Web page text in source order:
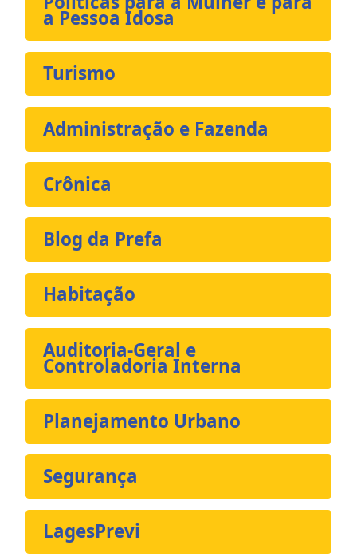
a Pessoa Idosa
Turismo
Administração e Fazenda
Crônica
Blog da Prefa
Habitação
Auditoria-Geral e
Controladoria Interna
Planejamento Urbano
Segurança
LagesPrevi